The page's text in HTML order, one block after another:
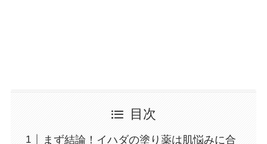
目次
まず結論！イハダの塗り薬は肌悩みに合